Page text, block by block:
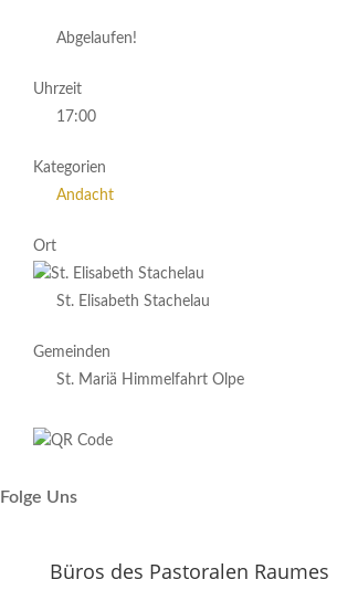
Abgelaufen!
Uhrzeit
17:00
Kategorien
Andacht
Ort
St. Elisabeth Stachelau
Gemeinden
St. Mariä Himmelfahrt Olpe
Folge Uns
Büros des Pastoralen Raumes